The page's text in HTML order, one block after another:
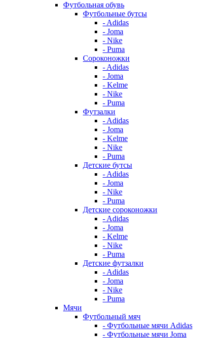
Футбольная обувь
Футбольные бутсы
- Adidas
- Joma
- Nike
- Puma
Сороконожки
- Adidas
- Joma
- Kelme
- Nike
- Puma
Футзалки
- Adidas
- Joma
- Kelme
- Nike
- Puma
Детские бутсы
- Adidas
- Joma
- Nike
- Puma
Детские сороконожки
- Adidas
- Joma
- Kelme
- Nike
- Puma
Детские футзалки
- Adidas
- Joma
- Nike
- Puma
Мячи
Футбольный мяч
- Футбольные мячи Adidas
- Футбольные мячи Joma